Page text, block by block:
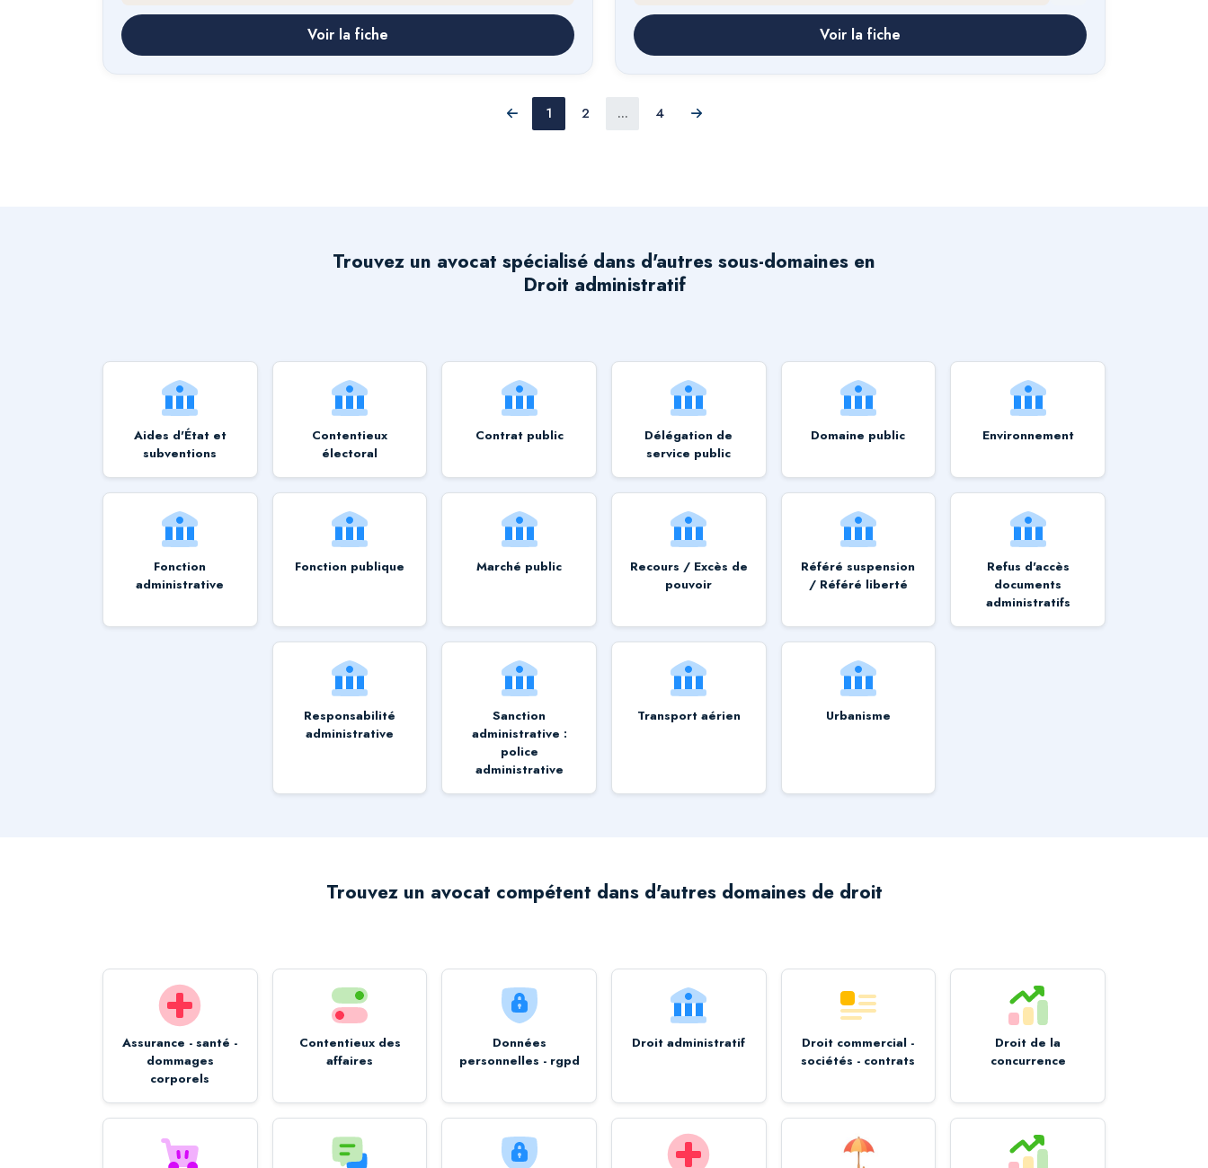
Voir la fiche Voir la fiche
Précédent
1 2 ... 4 Suivant
Trouvez un avocat spécialisé dans d'autres sous-domaines en
Droit administratif
Aides d'État et
subventions
Contentieux
électoral
Contrat public
Délégation de
service public
Domaine public Environnement
Fonction
administrative
Fonction publique Marché public
Recours / Excès de
pouvoir
Référé suspension
/ Référé liberté
Refus d'accès
documents
administratifs
Responsabilité
administrative
Sanction
administrative :
police
administrative
Transport aérien Urbanisme
Trouvez un avocat compétent dans d'autres domaines de droit
Assurance - santé -
dommages
corporels
Contentieux des
affaires
Données
personnelles - rgpd
Droit administratif
Droit commercial -
sociétés - contrats
Droit de la
concurrence